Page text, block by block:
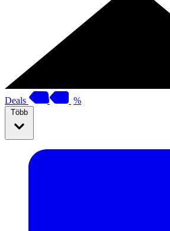
Deals %
Több